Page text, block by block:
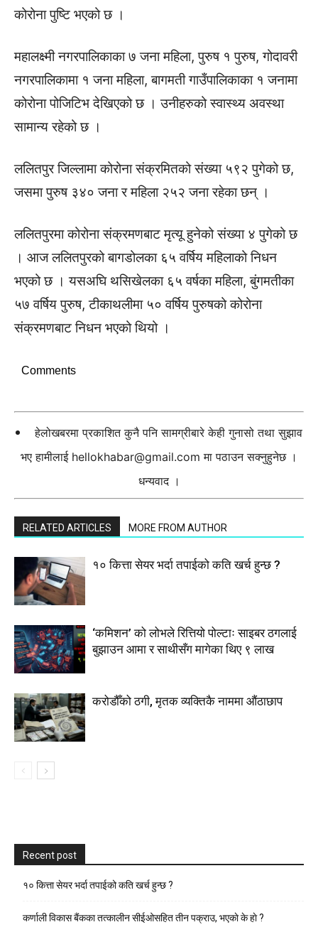
कोरोना पुष्टि भएको छ ।
महालक्ष्मी नगरपालिकाका ७ जना महिला, पुरुष १ पुरुष, गोदावरी
नगरपालिकामा १ जना महिला, बागमती गाउँपालिकाका १ जनामा
कोरोना पोजिटिभ देखिएको छ । उनीहरुको स्वास्थ्य अवस्था
सामान्य रहेको छ ।
ललितपुर जिल्लामा कोरोना संक्रमितको संख्या ५९२ पुगेको छ,
जसमा पुरुष ३४० जना र महिला २५२ जना रहेका छन् ।
ललितपुरमा कोरोना संक्रमणबाट मृत्यू हुनेको संख्या ४ पुगेको छ
। आज ललितपुरको बागडोलका ६५ वर्षिय महिलाको निधन
भएको छ । यसअघि थसिखेलका ६५ वर्षका महिला, बुंगमतीका
५७ वर्षिय पुरुष, टीकाथलीमा ५० वर्षिय पुरुषको कोरोना
संक्रमणबाट निधन भएको थियो ।
Comments
हेलोखबरमा प्रकाशित कुनै पनि सामग्रीबारे केही गुनासो तथा सुझाव
भए हामीलाई hellokhabar@gmail.com मा पठाउन सक्नुहुनेछ ।
धन्यवाद ।
RELATED ARTICLES MORE FROM AUTHOR
१० कित्ता सेयर भर्दा तपाईको कति खर्च हुन्छ ?
‘कमिशन’ को लोभले रित्तियो पोल्टाः साइबर ठगलाई
बुझाउन आमा र साथीसँग मागेका थिए ९ लाख
करोडौँको ठगी, मृतक व्यक्तिकै नाममा औंठाछाप
Recent post
१० कित्ता सेयर भर्दा तपाईको कति खर्च हुन्छ ?
कर्णाली विकास बैंकका तत्कालीन सीईओसहित तीन पक्राउ, भएकाे के हाे ?